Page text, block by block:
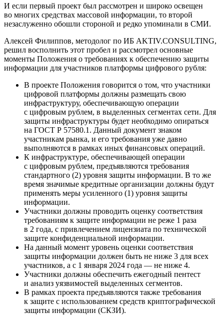
И если первый проект был рассмотрен и широко освещен
во многих средствах массовой информации, то второй
незаслуженно обошли стороной и редко упоминали в СМИ.
Алексей Филиппов, методолог по ИБ AKTIV.CONSULTING,
решил восполнить этот пробел и рассмотрел основные
моменты Положения о требованиях к обеспечению защиты
информации для участников платформы цифрового рубля:
В проекте Положения говорится о том, что участники
цифровой платформы должны размещать свою
инфраструктуру, обеспечивающую операции
с цифровым рублем, в выделенных сегментах сети. Для
защиты инфраструктуры будет необходимо опираться
на ГОСТ Р 57580.1. Данный документ знаком
участникам рынка, и его требования уже давно
выполняются в рамках иных финансовых операций.
К инфраструктуре, обеспечивающей операции
с цифровым рублем, предъявляются требования
стандартного (2) уровня защиты информации. В то же
время значимые кредитные организации должны будут
применять меры усиленного (1) уровня защиты
информации.
Участники должны проводить оценку соответствия
требованиям к защите информации не реже 1 раза
в 2 года, с привлечением лицензиата по технической
защите конфиденциальной информации.
На данный момент уровень оценки соответствия
защиты информации должен быть не ниже 3 для всех
участников, а с 1 января 2024 года — не ниже 4.
Участники должны обеспечить ежегодный пентест
и анализ уязвимостей выделенных сегментов.
В рамках проекта предъявляются также требования
к защите с использованием средств криптографической
защиты информации (СКЗИ).